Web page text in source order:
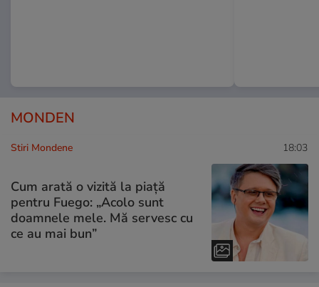
MONDEN
Stiri Mondene 18:03
Cum arată o vizită la piață
pentru Fuego: „Acolo sunt
doamnele mele. Mă servesc cu
ce au mai bun”